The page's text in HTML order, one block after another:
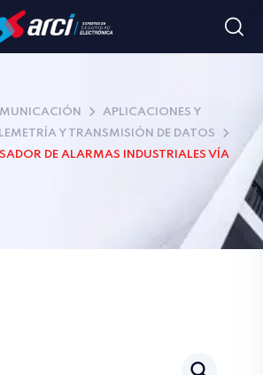
APLICACIONES Y
Y TRANSMISIÓN DE DATOS
DE ALARMAS INDUSTRIALES VÍA